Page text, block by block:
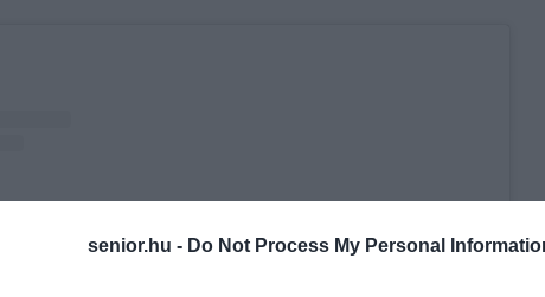
senior.hu - Do Not Process My Personal